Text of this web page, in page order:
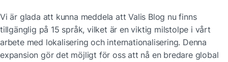
Vi är glada att kunna meddela att Valis Blog nu finns
tillgänglig på 15 språk, vilket är en viktig milstolpe i vårt
arbete med lokalisering och internationalisering. Denna
expansion gör det möjligt för oss att nå en bredare global